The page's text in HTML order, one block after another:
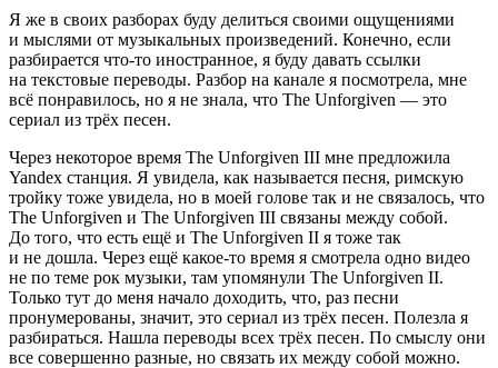
Я же в своих разборах буду делиться своими ощущениями
и мыслями от музыкальных произведений. Конечно, если
разбирается что-то иностранное, я буду давать ссылки
на текстовые переводы. Разбор на канале я посмотрела, мне
всё понравилось, но я не знала, что The Unforgiven — это
сериал из трёх песен.
Через некоторое время The Unforgiven III мне предложила
Yandex станция. Я увидела, как называется песня, римскую
тройку тоже увидела, но в моей голове так и не связалось, что
The Unforgiven и The Unforgiven III связаны между собой.
До того, что есть ещё и The Unforgiven II я тоже так
и не дошла. Через ещё какое-то время я смотрела одно видео
не по теме рок музыки, там упомянули The Unforgiven II.
Только тут до меня начало доходить, что, раз песни
пронумерованы, значит, это сериал из трёх песен. Полезла я
разбираться. Нашла переводы всех трёх песен. По смыслу они
все совершенно разные, но связать их между собой можно.